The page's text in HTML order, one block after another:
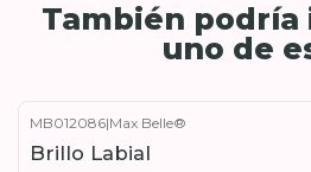
También
uno de
MB012086|Max Belle®
Brillo Labial